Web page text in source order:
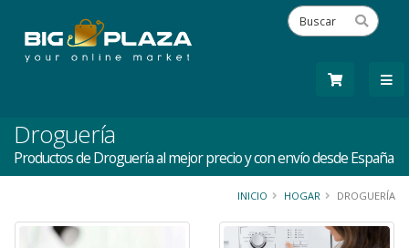
Droguería
Productos de Droguería al mejor precio y con envío desde España
INICIO HOGAR DROGUERÍA